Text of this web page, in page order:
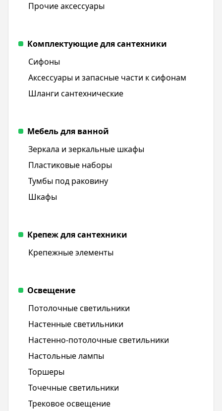
Прочие аксессуары
Комплектующие для сантехники
Сифоны
Аксессуары и запасные части к сифонам
Шланги сантехнические
Мебель для ванной
Зеркала и зеркальные шкафы
Пластиковые наборы
Тумбы под раковину
Шкафы
Крепеж для сантехники
Крепежные элементы
Освещение
Потолочные светильники
Настенные светильники
Настенно-потолочные светильники
Настольные лампы
Торшеры
Точечные светильники
Трековое освещение